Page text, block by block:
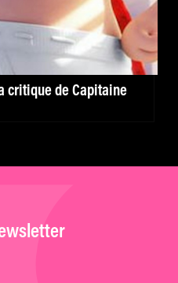
critique de Capitaine